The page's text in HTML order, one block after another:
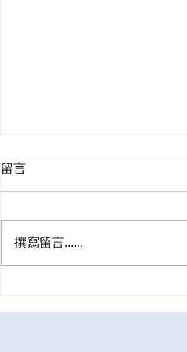
赴美试管现状，多次专访
留言
撰寫留言......